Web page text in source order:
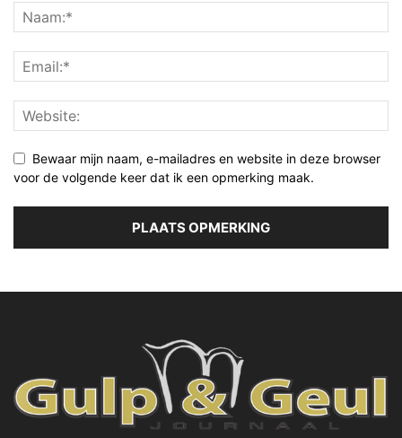
Bewaar mijn naam, e-mailadres en website in deze browser
voor de volgende keer dat ik een opmerking maak.